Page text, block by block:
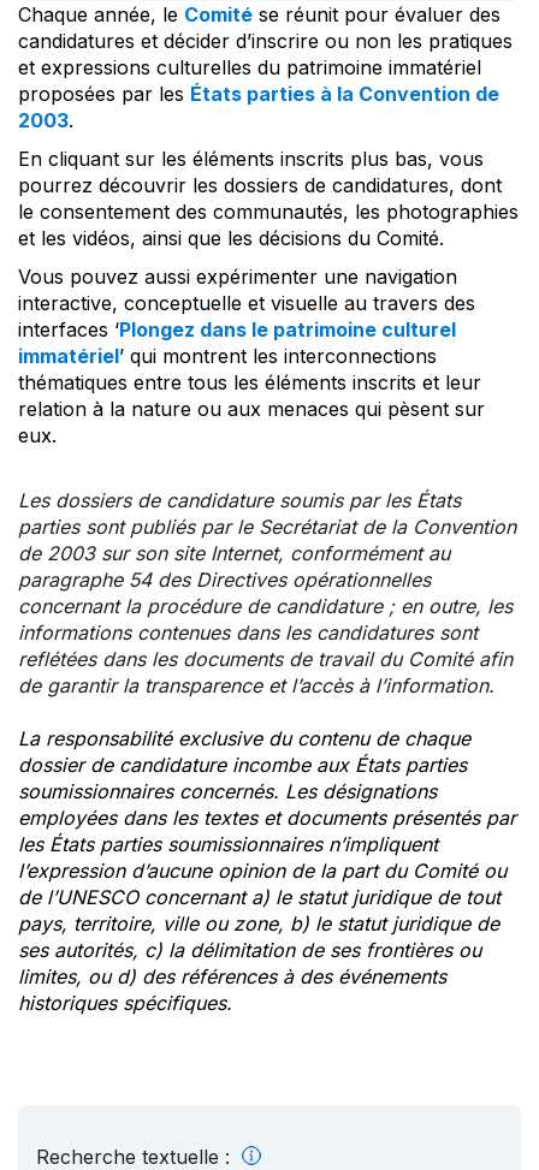
Chaque année, le Comité se réunit pour évaluer des
candidatures et décider d’inscrire ou non les pratiques
et expressions culturelles du patrimoine immatériel
proposées par les États parties à la Convention de
2003.
En cliquant sur les éléments inscrits plus bas, vous
pourrez découvrir les dossiers de candidatures, dont
le consentement des communautés, les photographies
et les vidéos, ainsi que les décisions du Comité.
Vous pouvez aussi expérimenter une navigation
interactive, conceptuelle et visuelle au travers des
interfaces ‘Plongez dans le patrimoine culturel
immatériel’ qui montrent les interconnections
thématiques entre tous les éléments inscrits et leur
relation à la nature ou aux menaces qui pèsent sur
eux.
Les dossiers de candidature soumis par les États
parties sont publiés par le Secrétariat de la Convention
de 2003 sur son site Internet, conformément au
paragraphe 54 des Directives opérationnelles
concernant la procédure de candidature ; en outre, les
informations contenues dans les candidatures sont
reflétées dans les documents de travail du Comité afin
de garantir la transparence et l’accès à l’information.
La responsabilité exclusive du contenu de chaque
dossier de candidature incombe aux États parties
soumissionnaires concernés. Les désignations
employées dans les textes et documents présentés par
les États parties soumissionnaires n’impliquent
l’expression d’aucune opinion de la part du Comité ou
de l’UNESCO concernant a) le statut juridique de tout
pays, territoire, ville ou zone, b) le statut juridique de
ses autorités, c) la délimitation de ses frontières ou
limites, ou d) des références à des événements
historiques spécifiques.
Recherche textuelle :